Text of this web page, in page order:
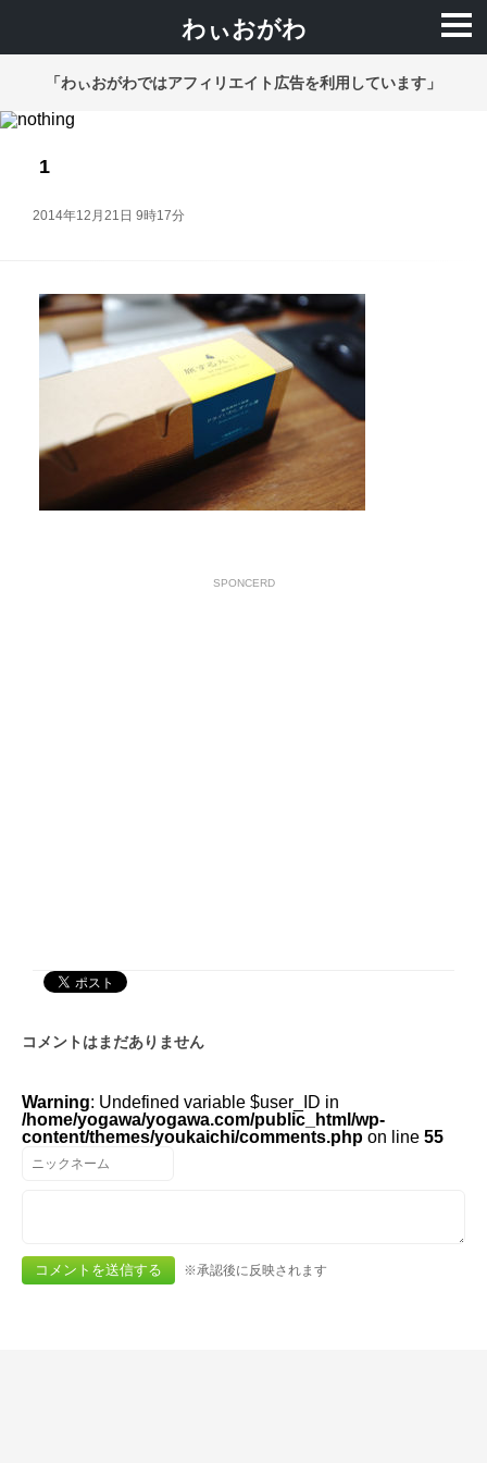
わぃおがわ
「わぃおがわではアフィリエイト広告を利用しています」
1
2014年12月21日 9時17分
SPONCERD
コメントはまだありません
Warning: Undefined variable $user_ID in
/home/yogawa/yogawa.com/public_html/wp-
content/themes/youkaichi/comments.php on line 55
※承認後に反映されます